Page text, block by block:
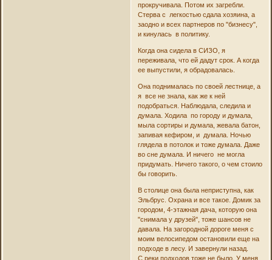
прокручивала. Потом их загребли.
Стерва с легкостью сдала хозяина, а
заодно и всех партнеров по "бизнесу",
и кинулась в политику.
Когда она сидела в СИЗО, я
переживала, что ей дадут срок. А когда
ее выпустили, я обрадовалась.
Она поднималась по своей лестнице, а
я все не знала, как же к ней
подобраться. Наблюдала, следила и
думала. Ходила по городу и думала,
мыла сортиры и думала, жевала батон,
запивая кефиром, и думала. Ночью
глядела в потолок и тоже думала. Даже
во сне думала. И ничего не могла
придумать. Ничего такого, о чем стоило
бы говорить.
В столице она была неприступна, как
Эльбрус. Охрана и все такое. Домик за
городом, 4-этажная дача, которую она
"снимала у друзей", тоже шансов не
давала. На загородной дороге меня с
моим велосипедом остановили еще на
подходе в лесу. И завернули назад.
С реки подходов тоже не было. У меня